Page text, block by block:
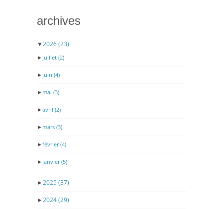
archives
▼2026(23)
► juillet (2)
► juin (4)
► mai (3)
►avril (2)
► mars (3)
►février(4)
► janvier(5)
►2025(37)
►2024(29)